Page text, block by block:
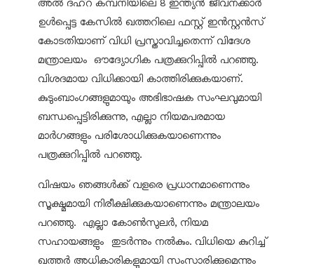
അൽ ദഹ്‌റ കമ്പനിയിലെ 8 ഇന്ത്യൻ ജീവനക്കാർ
ഉൾപ്പെട്ട കേസിൽ ഖത്തറിലെ ഫസ്റ്റ് ഇൻസ്റ്റൻസ്
കോടതിയാണ് വിധി പ്രസ്താവിച്ചതെന്ന് വിദേശ
മന്ത്രാലയം ഔദ്യോഗിക പത്രക്കുറിപ്പിൽ പറഞ്ഞു.
വിശദമായ വിധിക്കായി കാത്തിരിക്കുകയാണ്.
കുടുംബാംഗങ്ങളുമായും അഭിഭാഷക സംഘവുമായി
ബന്ധപ്പെട്ടിരിക്കുന്നു, എല്ലാ നിയമപരമായ
മാർഗങ്ങളും പരിശോധിക്കുകയാണെന്നും
പത്രക്കുറിപ്പിൽ പറഞ്ഞു.
വിഷയം ഞങ്ങൾക്ക് വളരെ പ്രധാനമാണെന്നും
സൂക്ഷ്മമായി നിരീക്ഷിക്കുകയാണെന്നും മന്ത്രാലയം
പറഞ്ഞു. എല്ലാ കോൺസുലർ, നിയമ
സഹായങ്ങളും തുടർന്നും നൽകും. വിധിയെ കുറിച്ച്
ഖത്തർ അധികാരികളുമായി സംസാരിക്കുമെന്നും